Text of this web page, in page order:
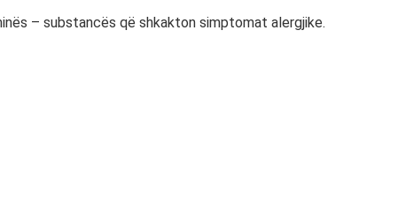
– substancës që shkakton simptomat alergjike.